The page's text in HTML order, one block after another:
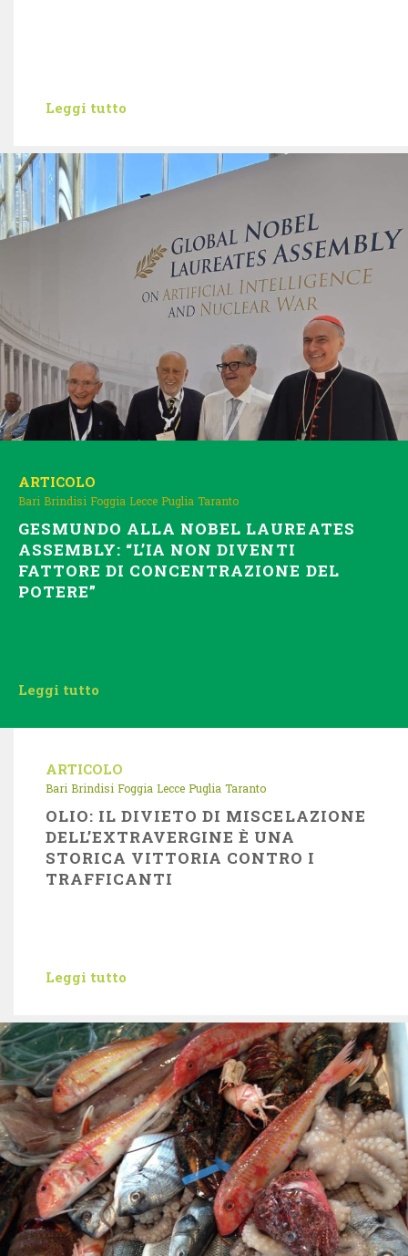
Leggi tutto
ARTICOLO
Bari Brindisi Foggia Lecce Puglia Taranto
GESMUNDO ALLA NOBEL LAUREATES
ASSEMBLY: “L’IA NON DIVENTI
FATTORE DI CONCENTRAZIONE DEL
POTERE”
Leggi tutto
ARTICOLO
Bari Brindisi Foggia Lecce Puglia Taranto
OLIO: IL DIVIETO DI MISCELAZIONE
DELL’EXTRAVERGINE È UNA
STORICA VITTORIA CONTRO I
TRAFFICANTI
Leggi tutto